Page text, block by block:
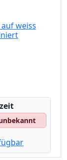
weiss